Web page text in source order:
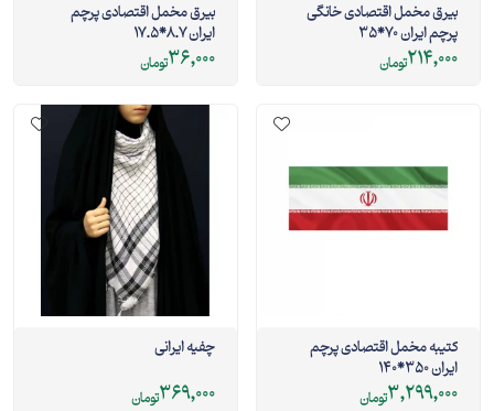
بیرق مخمل اقتصادی خانگی
پرچم ایران 70*35
214,000تومان
بیرق مخمل اقتصادی پرچم
ایران 8.7*17.5
36,000تومان
کتیبه مخمل اقتصادی پرچم
ایران 350*140
3,299,000تومان
چفیه ایرانی
369,000تومان